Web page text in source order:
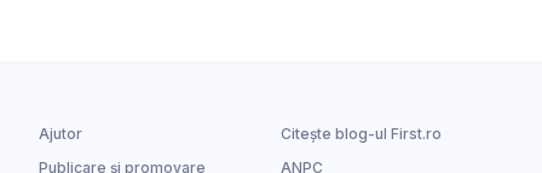
Ajutor
Citește blog-ul First.ro
Publicare și promovare
ANPC